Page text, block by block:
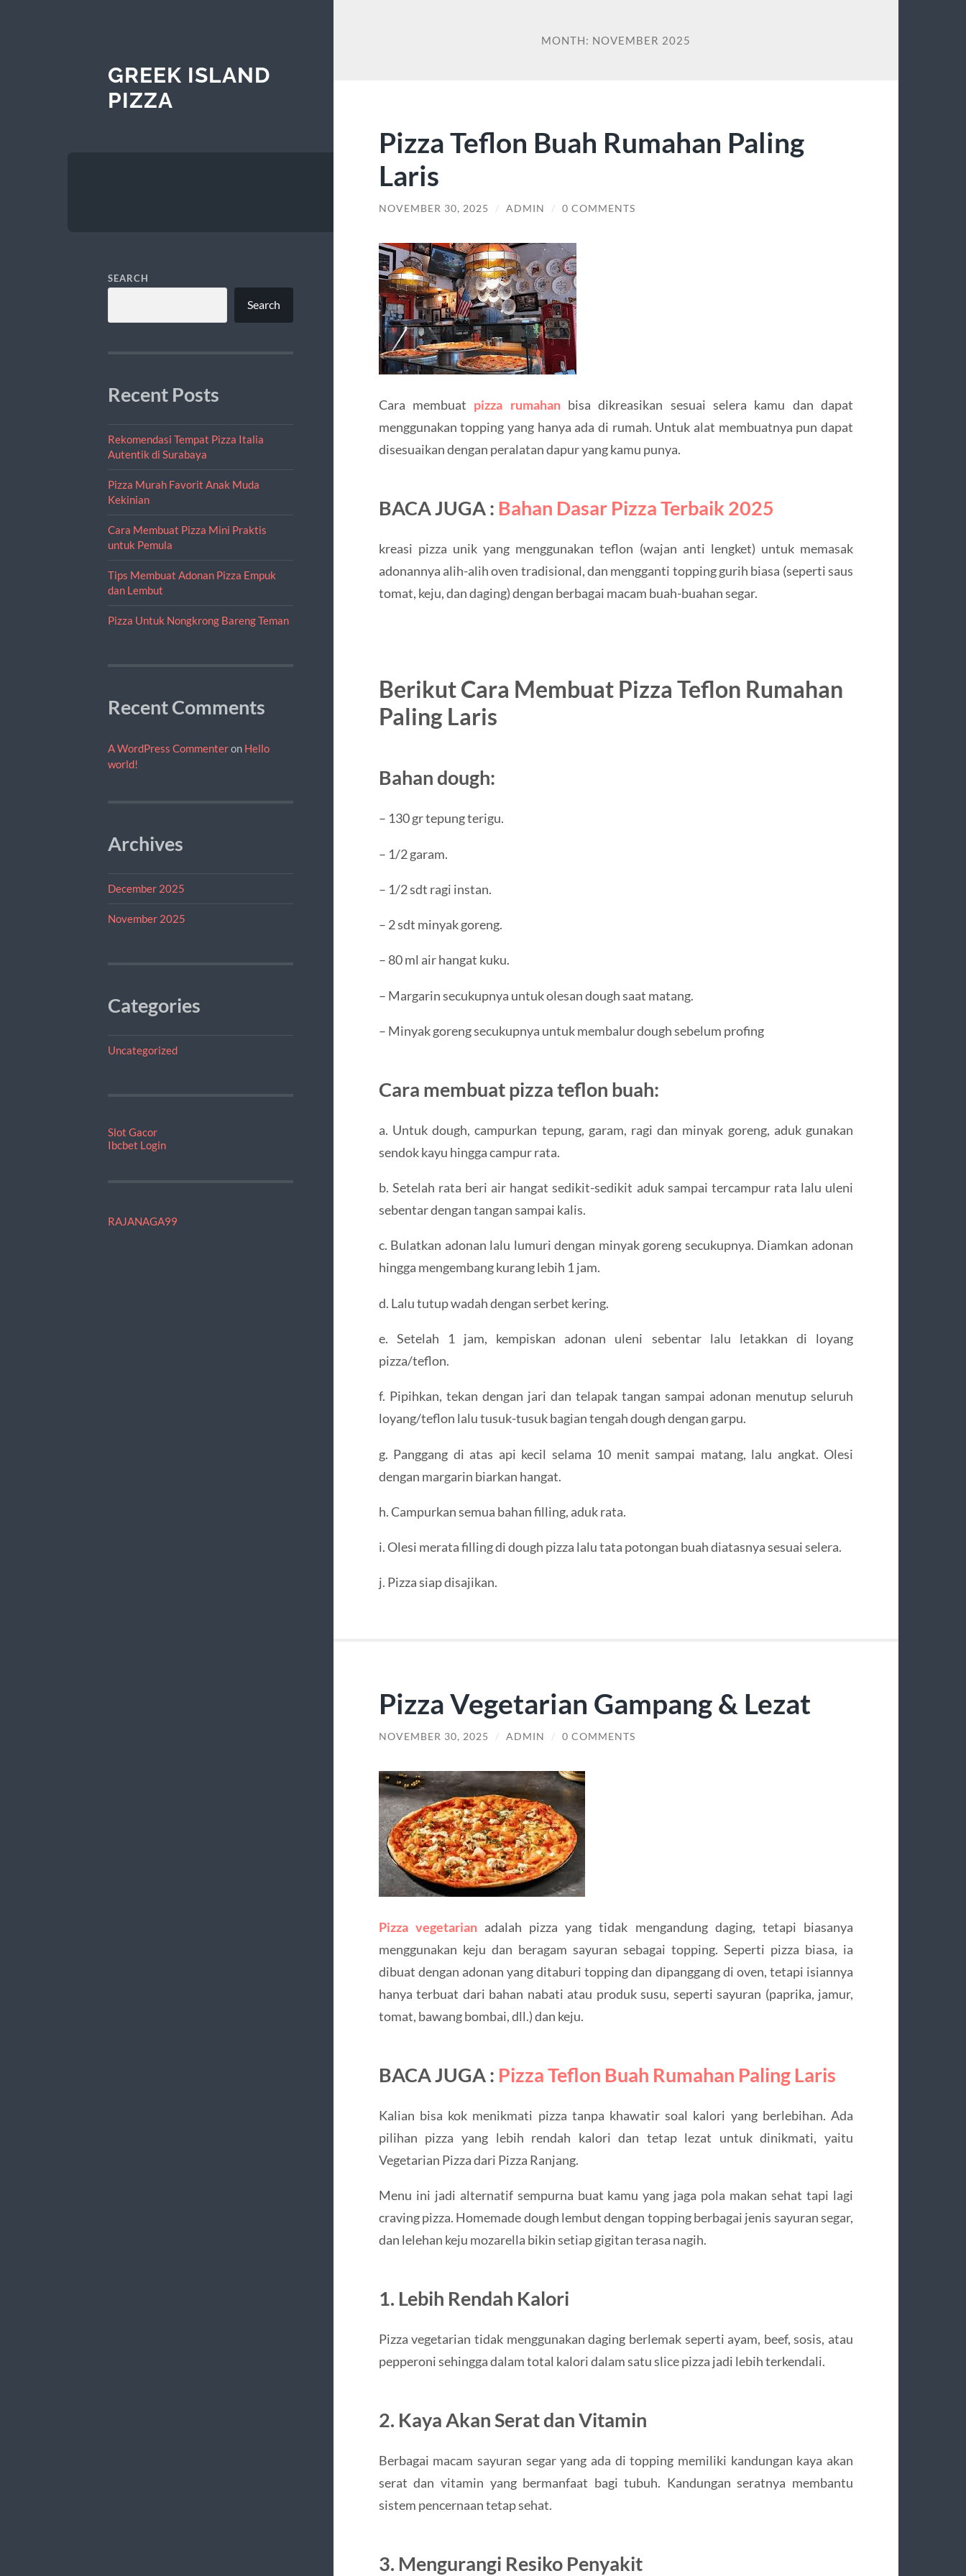
GREEK ISLAND
PIZZA
SEARCH
Search
Recent Posts
Rekomendasi Tempat Pizza Italia
Autentik di Surabaya
Pizza Murah Favorit Anak Muda
Kekinian
Cara Membuat Pizza Mini Praktis
untuk Pemula
Tips Membuat Adonan Pizza Empuk
dan Lembut
Pizza Untuk Nongkrong Bareng Teman
Recent Comments
A WordPress Commenteron Hello
world!
Archives
December 2025
November 2025
Categories
Uncategorized
Slot Gacor
Ibcbet Login
RAJANAGA99
MONTH: NOVEMBER 2025
Pizza Teflon Buah Rumahan Paling
Laris
NOVEMBER 30, 2025 / ADMIN / 0 COMMENTS
Cara membuat pizza rumahanbisa dikreasikan sesuai selera kamu dan dapat
menggunakan topping yang hanya ada di rumah. Untuk alat membuatnya pun dapat
disesuaikan dengan peralatan dapur yang kamu punya.
BACA JUGA : Bahan Dasar Pizza Terbaik 2025
kreasi pizza unik yang menggunakan teflon (wajan anti lengket) untuk memasak
adonannya alih-alih oven tradisional, dan mengganti topping gurih biasa (seperti saus
tomat, keju, dan daging) dengan berbagai macam buah-buahan segar.
Berikut Cara Membuat Pizza Teflon Rumahan
Paling Laris
Bahan dough:
– 130 gr tepung terigu.
– 1/2 garam.
– 1/2 sdt ragi instan.
– 2 sdt minyak goreng.
– 80 ml air hangat kuku.
– Margarin secukupnya untuk olesan dough saat matang.
– Minyak goreng secukupnya untuk membalur dough sebelum profing
Cara membuat pizza teflon buah:
a. Untuk dough, campurkan tepung, garam, ragi dan minyak goreng, aduk gunakan
sendok kayu hingga campur rata.
b. Setelah rata beri air hangat sedikit-sedikit aduk sampai tercampur rata lalu uleni
sebentar dengan tangan sampai kalis.
c. Bulatkan adonan lalu lumuri dengan minyak goreng secukupnya. Diamkan adonan
hingga mengembang kurang lebih 1 jam.
d. Lalu tutup wadah dengan serbet kering.
e. Setelah 1 jam, kempiskan adonan uleni sebentar lalu letakkan di loyang
pizza/teflon.
f. Pipihkan, tekan dengan jari dan telapak tangan sampai adonan menutup seluruh
loyang/teflon lalu tusuk-tusuk bagian tengah dough dengan garpu.
g. Panggang di atas api kecil selama 10 menit sampai matang, lalu angkat. Olesi
dengan margarin biarkan hangat.
h. Campurkan semua bahan filling, aduk rata.
i. Olesi merata filling di dough pizza lalu tata potongan buah diatasnya sesuai selera.
j. Pizza siap disajikan.
Pizza Vegetarian Gampang & Lezat
NOVEMBER 30, 2025 / ADMIN / 0 COMMENTS
Pizza vegetarianadalah pizza yang tidak mengandung daging, tetapi biasanya
menggunakan keju dan beragam sayuran sebagai topping. Seperti pizza biasa, ia
dibuat dengan adonan yang ditaburi topping dan dipanggang di oven, tetapi isiannya
hanya terbuat dari bahan nabati atau produk susu, seperti sayuran (paprika, jamur,
tomat, bawang bombai, dll.) dan keju.
BACA JUGA : Pizza Teflon Buah Rumahan Paling Laris
Kalian bisa kok menikmati pizza tanpa khawatir soal kalori yang berlebihan. Ada
pilihan pizza yang lebih rendah kalori dan tetap lezat untuk dinikmati, yaitu
Vegetarian Pizza dari Pizza Ranjang.
Menu ini jadi alternatif sempurna buat kamu yang jaga pola makan sehat tapi lagi
craving pizza. Homemade dough lembut dengan topping berbagai jenis sayuran segar,
dan lelehan keju mozarella bikin setiap gigitan terasa nagih.
1. Lebih Rendah Kalori
Pizza vegetarian tidak menggunakan daging berlemak seperti ayam, beef, sosis, atau
pepperoni sehingga dalam total kalori dalam satu slice pizza jadi lebih terkendali.
2. Kaya Akan Serat dan Vitamin
Berbagai macam sayuran segar yang ada di topping memiliki kandungan kaya akan
serat dan vitamin yang bermanfaat bagi tubuh. Kandungan seratnya membantu
sistem pencernaan tetap sehat.
3. Mengurangi Resiko Penyakit